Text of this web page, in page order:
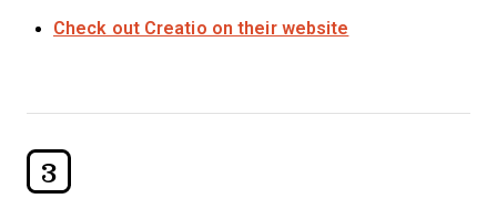
Check out Creatio on their website
3